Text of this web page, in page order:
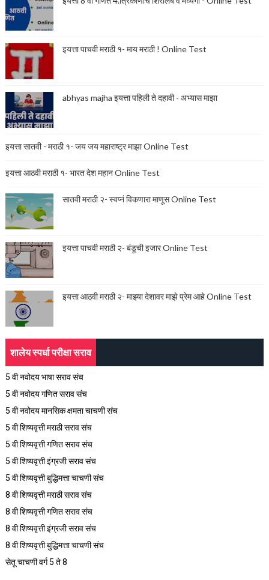
इयत्ता पाचवी मराठी १- माय मराठी ! Online Test
abhyas majha इयत्ता पहिली ते दहावी - अभ्यास माझा
इयत्ता सातवी - मराठी १- जय जय महाराष्ट्र माझा Online Test
इयत्ता आठवी मराठी १- भारत देश महान Online Test
सातवी मराठी २- स्वप्नं विकणारा माणूस Online Test
इयत्ता पाचवी मराठी २- बंडूची इजार Online Test
इयत्ता आठवी मराठी २- माझ्या देशावर माझे प्रेम आहे Online Test
शालेय स्पर्धा परीक्षा सराव
5 वी नवोदय भाषा सराव संच
5 वी नवोदय गणित सराव संच
5 वी नवोदय मानसिक क्षमता चाचणी संच
5 वी शिष्यवृत्ती मराठी सराव संच
5 वी शिष्यवृत्ती गणित सराव संच
5 वी शिष्यवृत्ती इंग्रजी सराव संच
5 वी शिष्यवृत्ती बुद्धिमत्ता चाचणी संच
8 वी शिष्यवृत्ती मराठी सराव संच
8 वी शिष्यवृत्ती गणित सराव संच
8 वी शिष्यवृत्ती इंग्रजी सराव संच
8 वी शिष्यवृत्ती बुद्धिमत्ता चाचणी संच
सेतू चाचणी वर्ग 5 ते 8